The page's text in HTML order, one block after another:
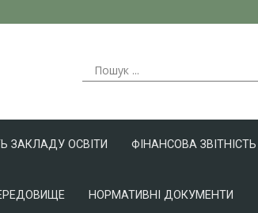
ЗАКЛАДУ ОСВІТИ ФІНАНСОВА ЗВІТНІСТЬ
НОРМАТИВНІ ДОКУМЕНТИ